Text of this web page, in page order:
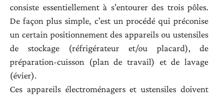
consiste essentiellement à s’entourer des trois pôles.
De façon plus simple, c’est un procédé qui préconise
un certain positionnement des appareils ou ustensiles
de stockage (réfrigérateur et/ou placard), de
préparation-cuisson (plan de travail) et de lavage
(évier).
Ces appareils électroménagers et ustensiles doivent